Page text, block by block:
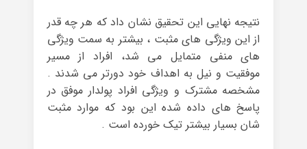
نتیجه نهایی این تحقیق نشان داد که هر چه قدر
از این ویژگی های مثبت ، بیشتر به سمت ویژگی
های منفی متمایل می شد، افراد از مسیر
موفقیت و نیل به اهداف خود دورتر می شدند .
مشخصه مشترک و ویژگی افراد پولدار موفق در
پاسخ های داده شده این بود که موارد مثبت
شان بسیار بیشتر تیک خورده است .